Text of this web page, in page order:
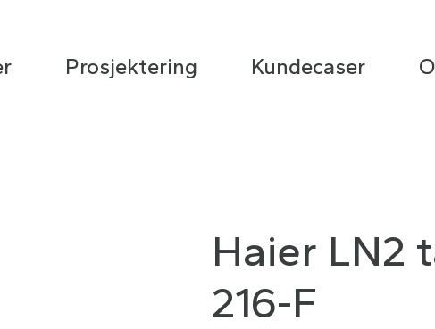
Prosjektering Kundecaser
Haier LN2
216-F